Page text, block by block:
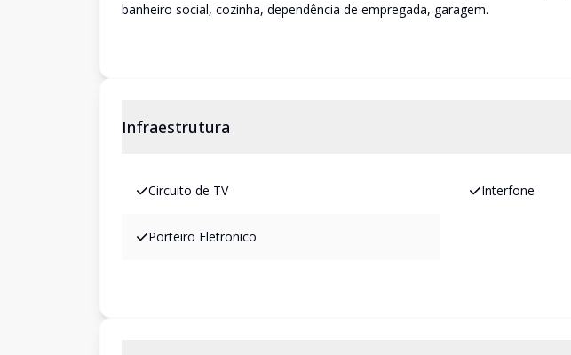
banheiro social, cozinha, dependência de empregada, garagem.
Infraestrutura
Circuito de TV Interfone
Porteiro Eletronico